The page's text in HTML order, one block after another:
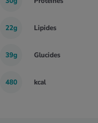
22g Lipides
39g Glucides
480 kcal